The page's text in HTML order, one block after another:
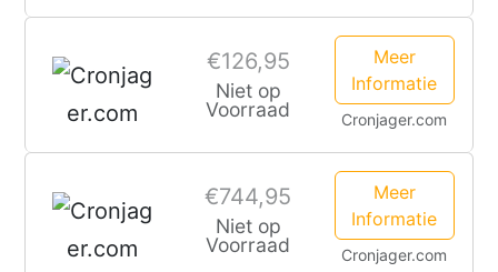
€126,95
Niet op
Voorraad
Meer
Informatie
Cronjager.com
€744,95
Niet op
Voorraad
Meer
Informatie
Cronjager.com